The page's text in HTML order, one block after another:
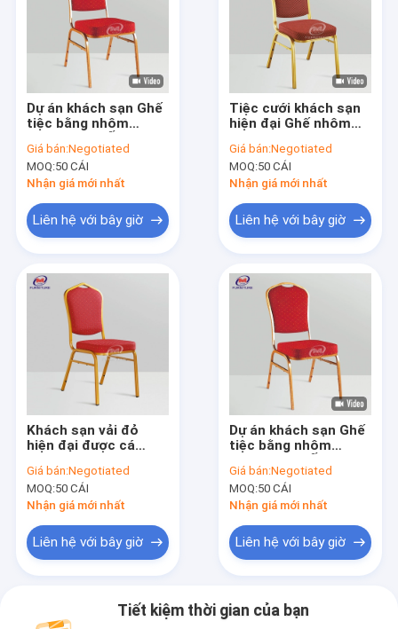
Dự án khách sạn Ghế
tiệc bằng nhôm
vuông với chân cao
su
Giá bán:Negotiated
MOQ:50 CÁI
Nhận giá mới nhất
Liên hệ với bây giờ
Tiệc cưới khách sạn
hiện đại Ghế nhôm
Giá bán:Negotiated
MOQ:50 CÁI
Nhận giá mới nhất
Liên hệ với bây giờ
Khách sạn vải đỏ
hiện đại được cá
khung kim loại cho
phòng thờ
Giá bán:Negotiated
MOQ:50 CÁI
Nhận giá mới nhất
Liên hệ với bây giờ
Dự án khách sạn Ghế
tiệc bằng nhôm
vuông với chân cao
su
Giá bán:Negotiated
MOQ:50 CÁI
Nhận giá mới nhất
Liên hệ với bây giờ
Tiết kiệm thời gian của bạn